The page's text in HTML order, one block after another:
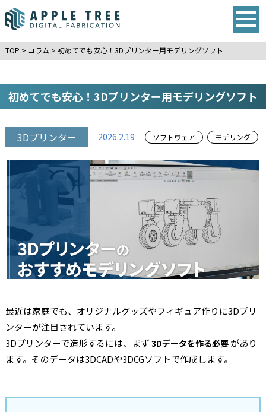
TOP > コラム > 初めてでも安心！3Dプリンター用モデリングソフト
初めてでも安心！3Dプリンター用モデリングソフト
3Dプリンター 2026.2.19 ソフトウェア モデリング
最近は家庭でも、オリジナルグッズやフィギュア作りに3Dプリ
ンターが注目されています。
3Dプリンターで造形するには、まず 3Dデータを作る必要があり
ます。そのデータは3DCADや3DCGソフトで作成します。